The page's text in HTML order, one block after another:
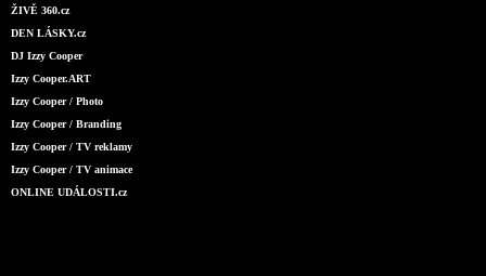
ŽIVĚ 360.cz
DEN LÁSKY.cz
DJ Izzy Cooper
Izzy Cooper.ART
Izzy Cooper / Photo
Izzy Cooper / Branding
Izzy Cooper / TV reklamy
Izzy Cooper / TV animace
ONLINE UDÁLOSTI.cz